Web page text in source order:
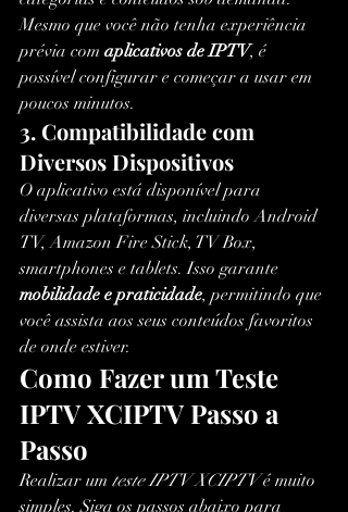
Mesmo que você não tenha experiência
prévia com aplicativos de IPTV, é
possível configurar e começar a usar em
poucos minutos.
3. Compatibilidade com
Diversos Dispositivos
O aplicativo está disponível para
diversas plataformas, incluindo Android
TV, Amazon Fire Stick, TV Box,
smartphones e tablets. Isso garante
mobilidade e praticidade, permitindo que
você assista aos seus conteúdos favoritos
de onde estiver.
Como Fazer um Teste
IPTV XCIPTV Passo a
Passo
Realizar um teste IPTV XCIPTV é muito
simples. Siga os passos abaixo para